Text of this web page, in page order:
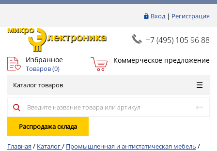
Вход| Регистрация
+7 (495) 105 96 88
Избранное
Товаров (0)
Коммерческое предложение
Каталог товаров
Распродажа склада
Главная / Каталог/ Промышленная и антистатическая мебель /